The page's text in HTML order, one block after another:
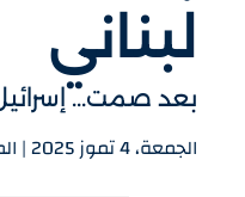
لبناني
بعد صمت...
الجمعة، 4 تموز 2025 | المصدر : REDTV